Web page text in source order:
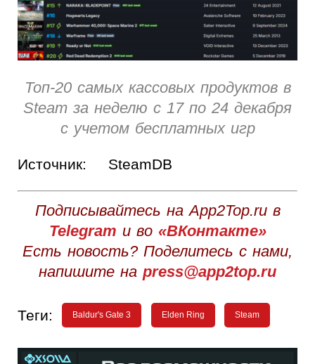
Топ-20 самых кассовых продуктов в
Steam за неделю с 17 по 24 декабря
с учетом бесплатных игр
Источник: SteamDB
Подписывайтесь на App2Top.ru в
Telegram и во «ВКонтакте»
Есть новость? Поделитесь с нами,
напишите на press@app2top.ru
Теги: Baldur's Gate 3 Elden Ring Steam